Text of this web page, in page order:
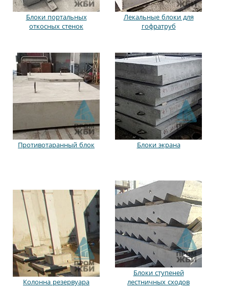
Блоки портальных
откосных стенок
Лекальные блоки для
гофратруб
Противотаранный блок Блоки экрана
Колонна резервуара
Блоки ступеней
лестничных сходов